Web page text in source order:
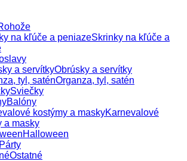
Skrinky na kľúče a
Obrúsky a servítky
Organza, tyl, satén
Sviečky
Balóny
Karnevalové
a masky
Halloween
Párty
Ostatné